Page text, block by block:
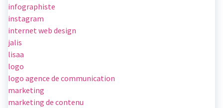
infographiste
instagram
internet web design
jalis
lisaa
logo
logo agence de communication
marketing
marketing de contenu